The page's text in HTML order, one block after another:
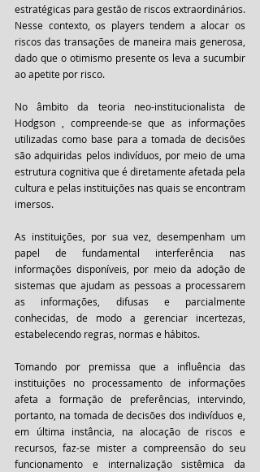
estratégicas para gestão de riscos extraordinários.
Nesse contexto, os players tendem a alocar os
riscos das transações de maneira mais generosa,
dado que o otimismo presente os leva a sucumbir
ao apetite por risco.
No âmbito da teoria neo-institucionalista de
Hodgson , compreende-se que as informações
utilizadas como base para a tomada de decisões
são adquiridas pelos indivíduos, por meio de uma
estrutura cognitiva que é diretamente afetada pela
cultura e pelas instituições nas quais se encontram
imersos.
As instituições, por sua vez, desempenham um
papel de fundamental interferência nas
informações disponíveis, por meio da adoção de
sistemas que ajudam as pessoas a processarem
as informações, difusas e parcialmente
conhecidas, de modo a gerenciar incertezas,
estabelecendo regras, normas e hábitos.
Tomando por premissa que a influência das
instituições no processamento de informações
afeta a formação de preferências, intervindo,
portanto, na tomada de decisões dos indivíduos e,
em última instância, na alocação de riscos e
recursos, faz-se mister a compreensão do seu
funcionamento e internalização sistêmica da